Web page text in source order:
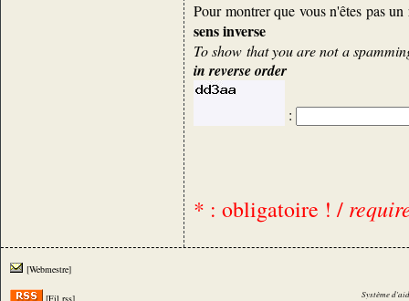
Pour montrer que vous n'êtes pas
sens inverse
To show that you are not a
in reverse order
:
* : obligatoire ! /
[Webmestre]
[Fil rss] Système